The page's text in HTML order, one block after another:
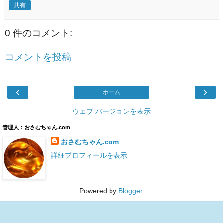
共有
0 件のコメント:
コメントを投稿
‹ ›
ホーム
ウェブ バージョンを表示
管理人：おさむちゃん.com
おさむちゃん.com
詳細プロフィールを表示
Powered by Blogger.